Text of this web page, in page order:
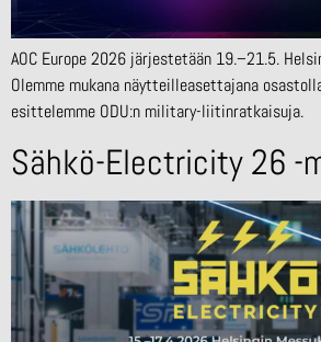
AOC Europe 2026 järjestetään 19.–21.5.
Olemme mukana näytteilleasettajana
esittelemme ODU:n military-liitinratkaisuja.
Sähkö-Electricity 26 -